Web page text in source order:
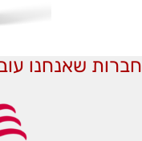
חברות שאנחנו